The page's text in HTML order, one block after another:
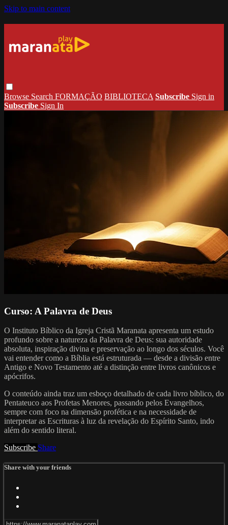
Skip to main content
Browse Search FORMAÇÃO BIBLIOTECA Subscribe Sign in
Subscribe Sign In
Curso: A Palavra de Deus
O Instituto Bíblico da Igreja Cristã Maranata apresenta um estudo
profundo sobre a natureza da Palavra de Deus: sua autoridade
absoluta, inspiração divina e preservação ao longo dos séculos. Você
vai entender como a Bíblia está estruturada — desde a divisão entre
Antigo e Novo Testamento até a distinção entre livros canônicos e
apócrifos.
O conteúdo ainda traz um esboço detalhado de cada livro bíblico, do
Pentateuco aos Profetas Menores, passando pelos Evangelhos,
sempre com foco na dimensão profética e na necessidade de
interpretar as Escrituras à luz da revelação do Espírito Santo, indo
além do sentido literal.
Subscribe Share
Share with your friends